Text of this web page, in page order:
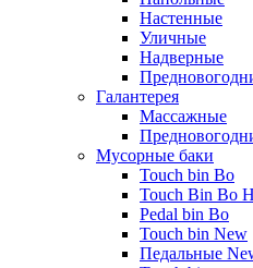
Настенные
Уличные
Надверные
Галантерея
Массажные
Мусорные баки
Touch bin Bo
Touch Bin Bo
Pedal bin Bo
Touch bin New
Педальные